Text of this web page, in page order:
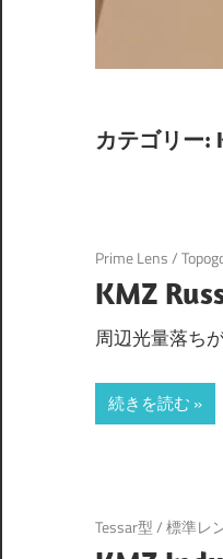
カテゴリー:
Prime Lens/
KMZ
周辺光量落ち
続きを読む
Tessar型/標準レ